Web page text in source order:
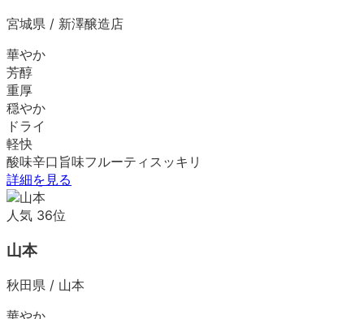
宮城県 / 新澤醸造店
華やか
芳醇
重厚
穏やか
ドライ
軽快
酸味辛口 旨味フルーティ スッキリ
詳細を見る
人気 36位
山本
秋田県 / 山本
華やか